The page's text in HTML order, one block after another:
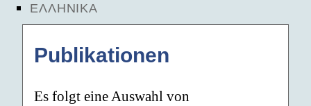
ΕΛΛΗΝΙΚΑ
Publikationen
Es folgt eine Auswahl von